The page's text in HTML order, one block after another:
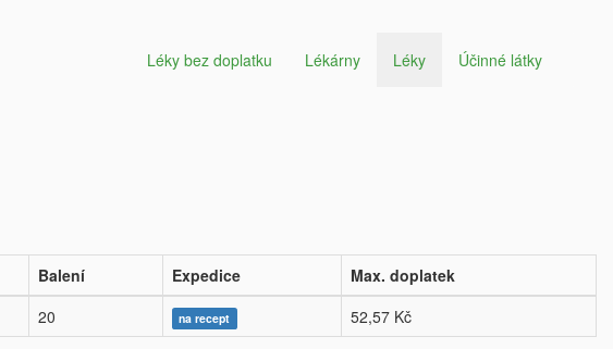
Léky bez doplatku Lékárny Léky Účinné látky
Balení Expedice
Max. doplatek
20 na recept 52,57 Kč